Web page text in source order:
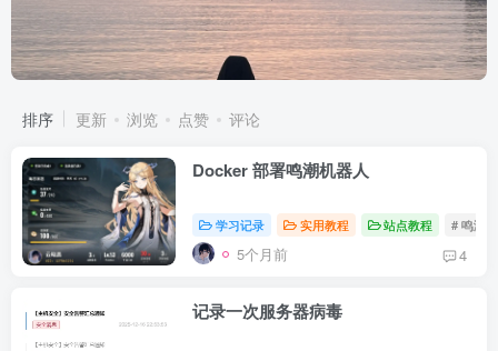
排序 更新 浏览 点赞 评论
Docker 部署鸣潮机器人
学习记录 实用教程 站点教程 # 鸣潮
5个月前 4
记录一次服务器病毒